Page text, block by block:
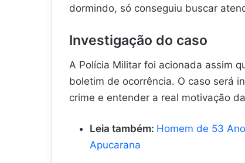
dormindo, só conseguiu buscar
Investigação do caso
A Polícia Militar foi acionada assim
boletim de ocorrência. O caso será
crime e entender a real motivação
Leia também: Homem de 53
Apucarana